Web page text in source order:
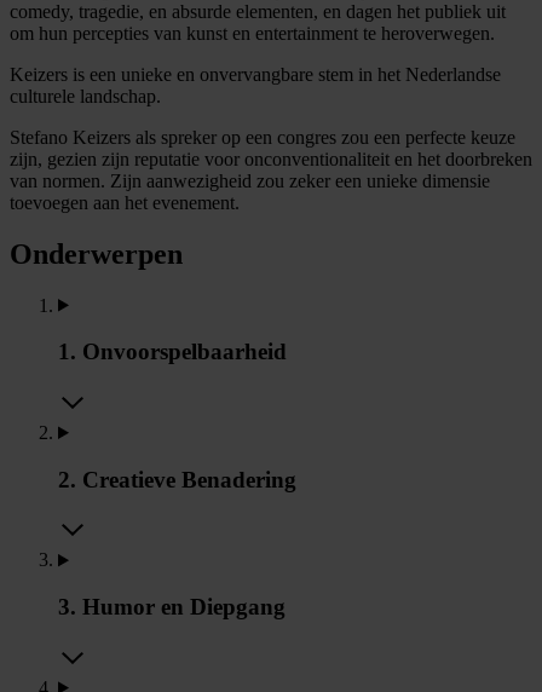
comedy, tragedie, en absurde elementen, en dagen het publiek uit
om hun percepties van kunst en entertainment te heroverwegen.
Keizers is een unieke en onvervangbare stem in het Nederlandse
culturele landschap.
Stefano Keizers als spreker op een congres zou een perfecte keuze
zijn, gezien zijn reputatie voor onconventionaliteit en het doorbreken
van normen. Zijn aanwezigheid zou zeker een unieke dimensie
toevoegen aan het evenement.
Onderwerpen
1. Onvoorspelbaarheid
2. Creatieve Benadering
3. Humor en Diepgang